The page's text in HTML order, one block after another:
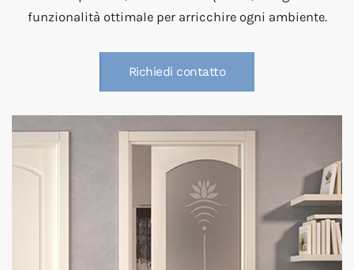
funzionalità ottimale per arricchire ogni ambiente.
Richiedi contatto